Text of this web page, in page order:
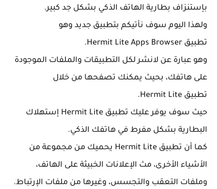
بإستنزاف بطارية الهاتف الذكي بشكل جد كبير.
ولهذا اليوم سوف نأتيكم بتطبيق جديد وهو
تطبيق Hermit Lite Apps Browser.
وهو عبارة عن لانشر لكل التطبيقات والملفات الموجودة
على هاتفك، بحيث يمكنك تصفحها من خلال
تطبيق Hermit Lite.
حيث سوف يوفر عليك تطبيق
Hermit Lite إستهلاك
البطارية بشكل مفرط في هاتفك الذكي.
كما أن تطبيق
Hermit Lite يحميك من مجموعة من
الأشياء الأخرى، مث الإعلانات الخبيثة على الهاتف،
وملفات التعقب والتجسس، وغيرها من ملفات الإرتباط.